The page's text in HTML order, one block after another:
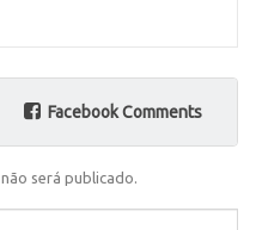
Facebook Comments
será publicado.